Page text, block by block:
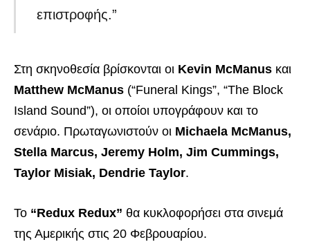
επιστροφής.”
Στη σκηνοθεσία βρίσκονται οι Kevin McManus και
Matthew McManus (“Funeral Kings”, “The Block
Island Sound”), οι οποίοι υπογράφουν και το
σενάριο. Πρωταγωνιστούν οι Michaela McManus,
Stella Marcus, Jeremy Holm, Jim Cummings,
Taylor Misiak, Dendrie Taylor.
Το “Redux Redux” θα κυκλοφορήσει στα σινεμά
της Αμερικής στις 20 Φεβρουαρίου.